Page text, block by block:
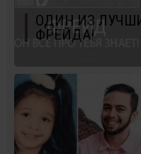
ОДИН ИЗ
ФРЕЙДА!